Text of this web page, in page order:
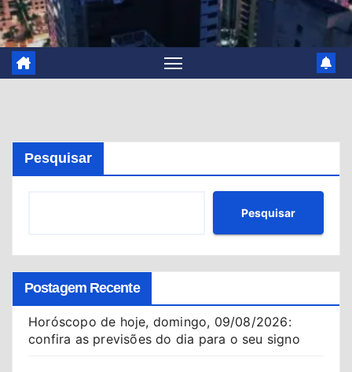
Pesquisar
Pesquisar
Postagem Recente
Horóscopo de hoje, domingo, 09/08/2026:
confira as previsões do dia para o seu signo